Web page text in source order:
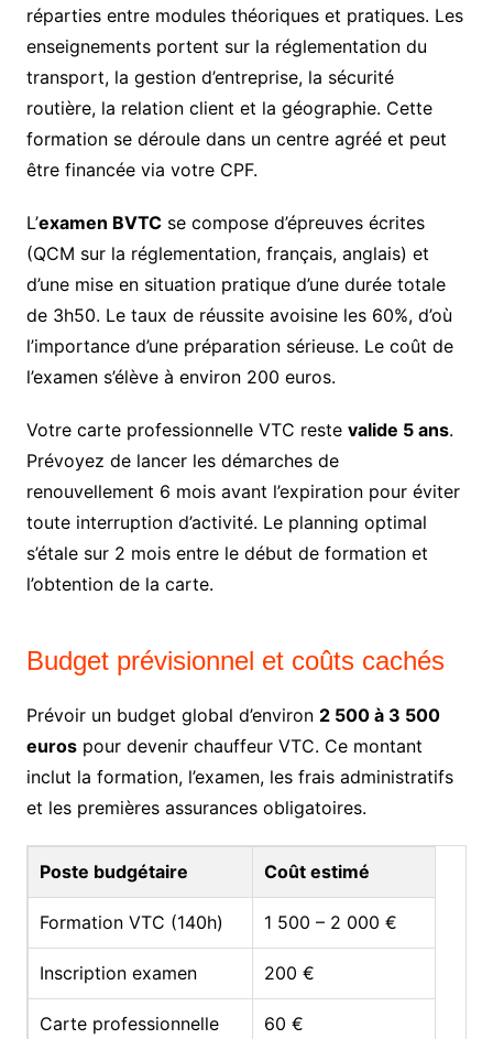
réparties entre modules théoriques et pratiques. Les
enseignements portent sur la réglementation du
transport, la gestion d’entreprise, la sécurité
routière, la relation client et la géographie. Cette
formation se déroule dans un centre agréé et peut
être financée via votre CPF.
L’examen BVTCse compose d’épreuves écrites
(QCM sur la réglementation, français, anglais) et
d’une mise en situation pratique d’une durée totale
de 3h50. Le taux de réussite avoisine les 60%, d’où
l’importance d’une préparation sérieuse. Le coût de
l’examen s’élève à environ 200 euros.
Votre carte professionnelle VTC reste valide 5 ans.
Prévoyez de lancer les démarches de
renouvellement 6 mois avant l’expiration pour éviter
toute interruption d’activité. Le planning optimal
s’étale sur 2 mois entre le début de formation et
l’obtention de la carte.
Budget prévisionnel et coûts cachés
Prévoir un budget global d’environ 2 500 à 3 500
eurospour devenir chauffeur VTC. Ce montant
inclut la formation, l’examen, les frais administratifs
et les premières assurances obligatoires.
Poste budgétaire Coût estimé
Formation VTC (140h) 1 500 – 2 000 €
Inscription examen 200 €
Carte professionnelle 60 €